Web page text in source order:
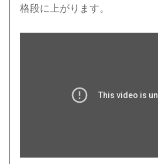
格段に上がります。